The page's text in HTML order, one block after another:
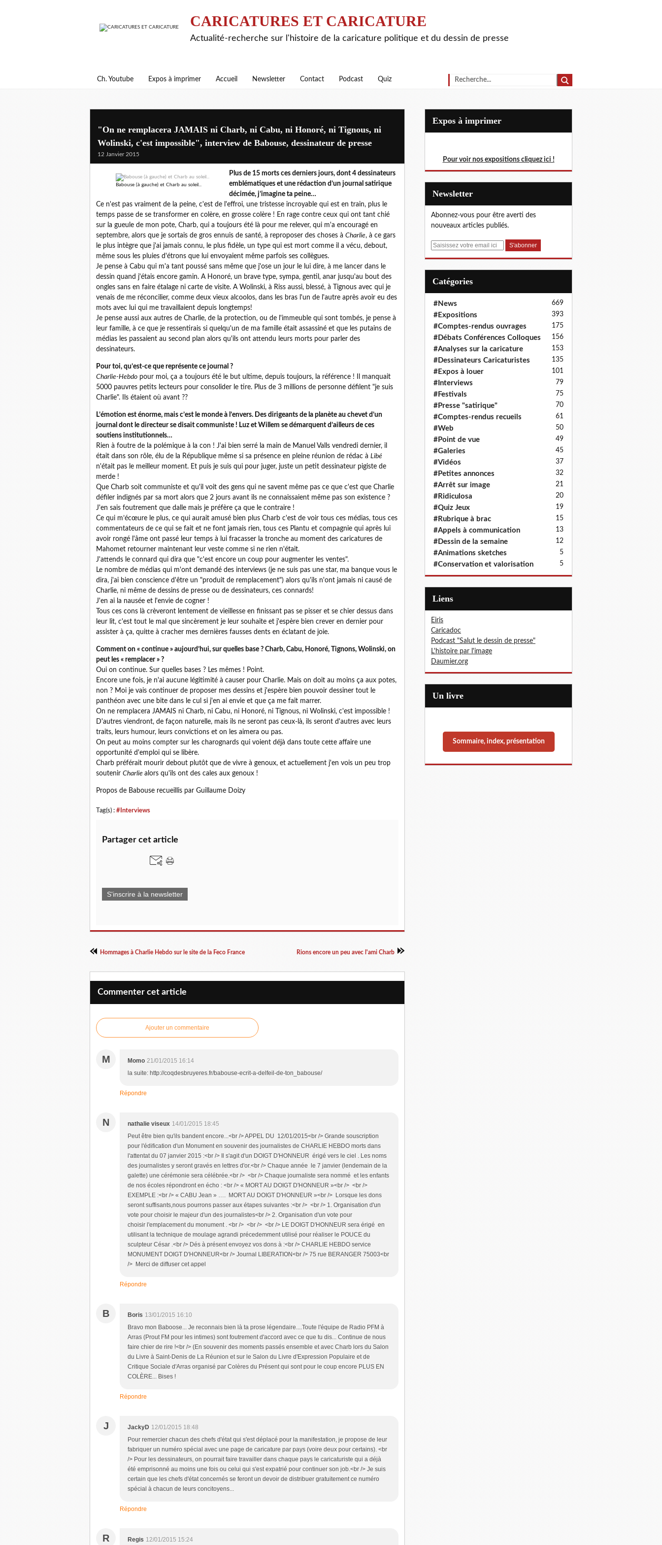
CARICATURES ET CARICATURE
Actualité-recherche sur l'histoire de la caricature politique et du dessin de presse
Ch. Youtube Expos à imprimer Accueil Newsletter Contact Podcast Quiz
"On ne remplacera JAMAIS ni Charb, ni Cabu, ni Honoré, ni Tignous, ni
Wolinski, c'est impossible", interview de Babouse, dessinateur de presse
12 Janvier 2015
Babouse (à gauche) et Charb au soleil...
Plus de 15 morts ces derniers jours, dont 4 dessinateurs
emblématiques et une rédaction d’un journal satirique
décimée, j’imagine ta peine…
Ce n'est pas vraiment de la peine, c'est de l'effroi, une tristesse incroyable qui est en train, plus le
temps passe de se transformer en colère, en grosse colère ! En rage contre ceux qui ont tant chié
sur la gueule de mon pote, Charb, qui a toujours été là pour me relever, qui m'a encouragé en
septembre, alors que je sortais de gros ennuis de santé, à reproposer des choses à Charlie, à ce gars
le plus intègre que j'ai jamais connu, le plus fidèle, un type qui est mort comme il a vécu, debout,
même sous les pluies d'étrons que lui envoyaient même parfois ses collègues.
Je pense à Cabu qui m'a tant poussé sans même que j'ose un jour le lui dire, à me lancer dans le
dessin quand j'étais encore gamin. A Honoré, un brave type, sympa, gentil, anar jusqu'au bout des
ongles sans en faire étalage ni carte de visite. A Wolinski, à Riss aussi, blessé, à Tignous avec qui je
venais de me réconcilier, comme deux vieux alcoolos, dans les bras l'un de l'autre après avoir eu des
mots avec lui qui me travaillaient depuis longtemps!
Je pense aussi aux autres de Charlie, de la protection, ou de l'immeuble qui sont tombés, je pense à
leur famille, à ce que je ressentirais si quelqu'un de ma famille était assassiné et que les putains de
médias les passaient au second plan alors qu'ils ont attendu leurs morts pour parler des
dessinateurs.
Pour toi, qu’est-ce que représente ce journal ?
Charlie-Hebdo pour moi, ça a toujours été le but ultime, depuis toujours, la référence ! Il manquait
5000 pauvres petits lecteurs pour consolider le tire. Plus de 3 millions de personne défilent "je suis
Charlie". Ils étaient où avant ??
L’émotion est énorme, mais c’est le monde à l’envers. Des dirigeants de la planète au chevet d’un
journal dont le directeur se disait communiste ! Luz et Willem se démarquent d’ailleurs de ces
soutiens institutionnels…
Rien à foutre de la polémique à la con ! J'ai bien serré la main de Manuel Valls vendredi dernier, il
était dans son rôle, élu de la République même si sa présence en pleine réunion de rédac à Libé
n'était pas le meilleur moment. Et puis je suis qui pour juger, juste un petit dessinateur pigiste de
merde !
Que Charb soit communiste et qu'il voit des gens qui ne savent même pas ce que c'est que Charlie
défiler indignés par sa mort alors que 2 jours avant ils ne connaissaient même pas son existence ?
J'en sais foutrement que dalle mais je préfère ça que le contraire !
Ce qui m’écœure le plus, ce qui aurait amusé bien plus Charb c'est de voir tous ces médias, tous ces
commentateurs de ce qui se fait et ne font jamais rien, tous ces Plantu et compagnie qui après lui
avoir rongé l'âme ont passé leur temps à lui fracasser la tronche au moment des caricatures de
Mahomet retourner maintenant leur veste comme si ne rien n'était.
J'attends le connard qui dira que "c'est encore un coup pour augmenter les ventes".
Le nombre de médias qui m'ont demandé des interviews (je ne suis pas une star, ma banque vous le
dira, j'ai bien conscience d'être un "produit de remplacement") alors qu'ils n'ont jamais ni causé de
Charlie, ni même de dessins de presse ou de dessinateurs, ces connards!
J'en ai la nausée et l'envie de cogner !
Tous ces cons là crèveront lentement de vieillesse en finissant pas se pisser et se chier dessus dans
leur lit, c'est tout le mal que sincèrement je leur souhaite et j'espère bien crever en dernier pour
assister à ça, quitte à cracher mes dernières fausses dents en éclatant de joie.
Comment on « continue » aujourd’hui, sur quelles base ? Charb, Cabu, Honoré, Tignons, Wolinski, on
peut les « remplacer » ?
Oui on continue. Sur quelles bases ? Les mêmes ! Point.
Encore une fois, je n'ai aucune légitimité à causer pour Charlie. Mais on doit au moins ça aux potes,
non ? Moi je vais continuer de proposer mes dessins et j'espère bien pouvoir dessiner tout le
panthéon avec une bite dans le cul si j'en ai envie et que ça me fait marrer.
On ne remplacera JAMAIS ni Charb, ni Cabu, ni Honoré, ni Tignous, ni Wolinski, c'est impossible !
D'autres viendront, de façon naturelle, mais ils ne seront pas ceux-là, ils seront d'autres avec leurs
traits, leurs humour, leurs convictions et on les aimera ou pas.
On peut au moins compter sur les charognards qui voient déjà dans toute cette affaire une
opportunité d'emploi qui se libère.
Charb préférait mourir debout plutôt que de vivre à genoux, et actuellement j'en vois un peu trop
soutenir Charlie alors qu'ils ont des cales aux genoux !
Propos de Babouse recueillis par Guillaume Doizy
Tag(s) : #Interviews
Partager cet article
S'inscrire à la newsletter
Hommages à Charlie Hebdo sur le site de la Feco France Rions encore un peu avec l'ami Charb
Commenter cet article
Ajouter un commentaire
M Momo 21/01/2015 16:14
la suite: http://coqdesbruyeres.fr/babouse-ecrit-a-delfeil-de-ton_babouse/
Répondre
N nathalie viseux 14/01/2015 18:45
Peut être bien qu'ils bandent encore...<br /> APPEL DU 12/01/2015<br /> Grande souscription
pour l'édification d'un Monument en souvenir des journalistes de CHARLIE HEBDO morts dans
l'attentat du 07 janvier 2015 :<br /> Il s'agit d'un DOIGT D'HONNEUR érigé vers le ciel . Les noms
des journalistes y seront gravés en lettres d'or.<br /> Chaque année le 7 janvier (lendemain de la
galette) une cérémonie sera célébrée.<br /> <br /> Chaque journaliste sera nommé et les enfants
de nos écoles répondront en écho : <br /> « MORT AU DOIGT D'HONNEUR »<br /> <br />
EXEMPLE :<br /> « CABU Jean » …. MORT AU DOIGT D'HONNEUR »<br /> Lorsque les dons
seront suffisants,nous pourrons passer aux étapes suivantes :<br /> <br /> 1. Organisation d'un
vote pour choisir le majeur d'un des journalistes<br /> 2. Organisation d'un vote pour
choisir l'emplacement du monument . <br /> <br /> <br /> LE DOIGT D'HONNEUR sera érigé en
utilisant la technique de moulage agrandi précedemment utilisé pour réaliser le POUCE du
sculpteur César .<br /> Dés à présent envoyez vos dons à :<br /> CHARLIE HEBDO service
MONUMENT DOIGT D'HONNEUR<br /> Journal LIBERATION<br /> 75 rue BERANGER 75003<br
/> Merci de diffuser cet appel
Répondre
B Boris 13/01/2015 16:10
Bravo mon Baboose... Je reconnais bien là ta prose légendaire....Toute l'équipe de Radio PFM à
Arras (Prout FM pour les intimes) sont foutrement d'accord avec ce que tu dis... Continue de nous
faire chier de rire !<br /> (En souvenir des moments passés ensemble et avec Charb lors du Salon
du Livre à Saint-Denis de La Réunion et sur le Salon du Livre d'Expression Populaire et de
Critique Sociale d'Arras organisé par Colères du Présent qui sont pour le coup encore PLUS EN
COLÈRE... Bises !
Répondre
J JackyD 12/01/2015 18:48
Pour remercier chacun des chefs d'état qui s'est déplacé pour la manifestation, je propose de leur
fabriquer un numéro spécial avec une page de caricature par pays (voire deux pour certains). <br
/> Pour les dessinateurs, on pourrait faire travailler dans chaque pays le caricaturiste qui a déjà
été emprisonné au moins une fois ou celui qui s'est expatrié pour continuer son job.<br /> Je suis
certain que les chefs d'état concernés se feront un devoir de distribuer gratuitement ce numéro
spécial à chacun de leurs concitoyens...
Répondre
R Regis 12/01/2015 15:24
Expos à imprimer
Pour voir nos expositions cliquez ici !
Newsletter
Abonnez-vous pour être averti des
nouveaux articles publiés.
E
Catégories
#News 669
#Expositions 393
#Comptes-rendus ouvrages 175
#Débats Conférences Colloques 156
#Analyses sur la caricature 153
#Dessinateurs Caricaturistes 135
#Expos à louer 101
#Interviews 79
#Festivals 75
#Presse "satirique" 70
#Comptes-rendus recueils 61
#Web 50
#Point de vue 49
#Galeries 45
#Vidéos 37
#Petites annonces 32
#Arrêt sur image 21
#Ridiculosa 20
#Quiz Jeux 19
#Rubrique à brac 15
#Appels à communication 13
#Dessin de la semaine 12
#Animations sketches 5
#Conservation et valorisation 5
Liens
Eiris
Caricadoc
Podcast "Salut le dessin de presse"
L'histoire par l'image
Daumier.org
Un livre
Sommaire, index, présentation